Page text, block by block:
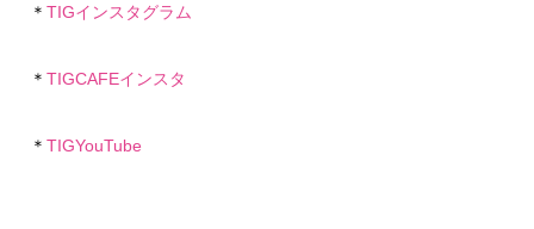
＊ TIGインスタグラム
＊ TIGCAFEインスタ
＊ TIGYouTube